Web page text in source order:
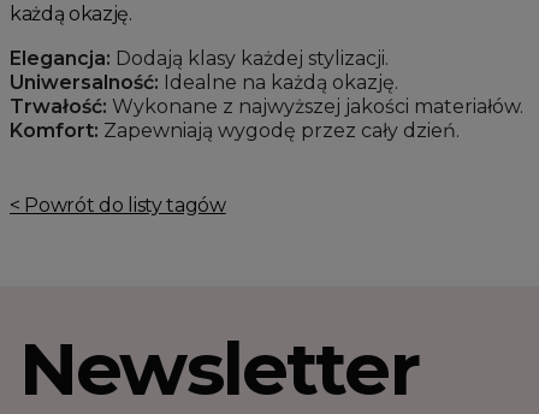
każdą okazję.
Elegancja: Dodają klasy każdej stylizacji.
Uniwersalność: Idealne na każdą okazję.
Trwałość: Wykonane z najwyższej jakości materiałów.
Komfort: Zapewniają wygodę przez cały dzień.
< Powrót do listy tagów
Newsletter